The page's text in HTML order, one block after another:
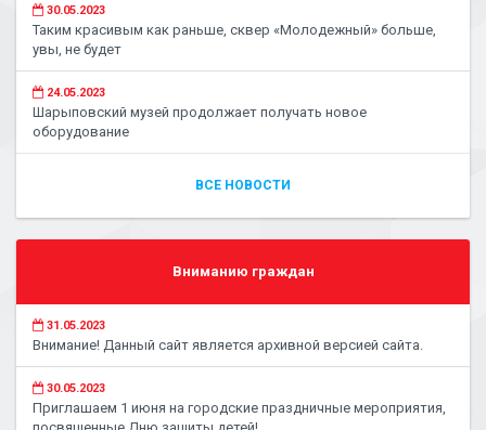
30.05.2023
Таким красивым как раньше, сквер «Молодежный» больше,
увы, не будет
24.05.2023
Шарыповский музей продолжает получать новое
оборудование
ВСЕ НОВОСТИ
Вниманию граждан
31.05.2023
Внимание! Данный сайт является архивной версией сайта.
30.05.2023
Приглашаем 1 июня на городские праздничные мероприятия,